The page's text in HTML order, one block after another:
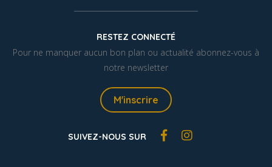
RESTEZ CONNECTÉ
Pour ne manquer aucun bon plan ou actualité abonnez-vous à
notre newsletter
M'inscrire
SUIVEZ-NOUS SUR